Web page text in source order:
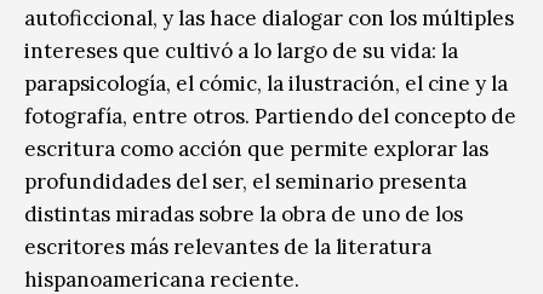
autoficcional, y las hace dialogar con los múltiples
intereses que cultivó a lo largo de su vida: la
parapsicología, el cómic, la ilustración, el cine y la
fotografía, entre otros. Partiendo del concepto de
escritura como acción que permite explorar las
profundidades del ser, el seminario presenta
distintas miradas sobre la obra de uno de los
escritores más relevantes de la literatura
hispanoamericana reciente.